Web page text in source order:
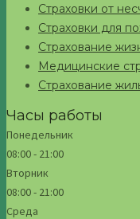
Страховки от
Страховки для
Страхование
Медицинские
Страхование
Часы работы
Понедельник
08:00 - 21:00
Вторник
08:00 - 21:00
Среда